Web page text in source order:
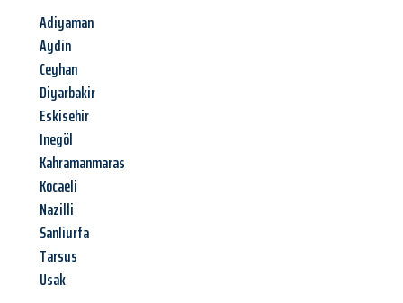
Adiyaman
Aydin
Ceyhan
Diyarbakir
Eskisehir
Inegöl
Kahramanmaras
Kocaeli
Nazilli
Sanliurfa
Tarsus
Usak